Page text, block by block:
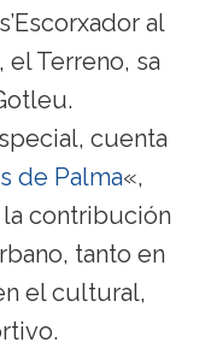
al
Terreno, sa
cuenta
de Palma«,
contribución
tanto en
el cultural,